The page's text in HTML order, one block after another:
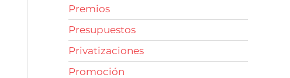
Premios
Presupuestos
Privatizaciones
Promoción